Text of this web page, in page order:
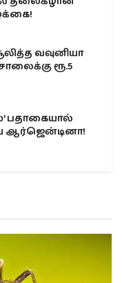
வவுனியா
ரூ.5
பதாகையால்
ஆர்ஜென்டினா!